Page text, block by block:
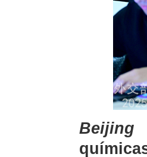
Beijing